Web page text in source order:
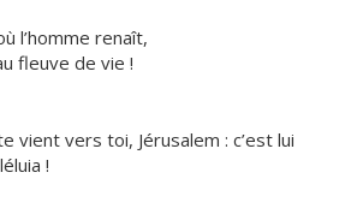
l’homme renaît,
fleuve de vie !
vient vers toi, Jérusalem : c’est lui
!